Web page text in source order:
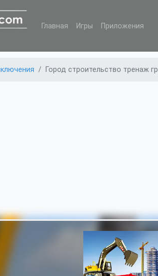
Главная Игры Приложения
Город строительство тренаж